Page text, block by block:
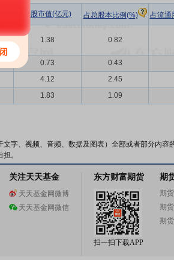
持股市值(亿元) 占总股本比例(%) 占流通
1.38 0.82
0.73 0.43
4.12 2.45
1.83 1.09
字、视频、音频、数据及图表）全部或者部分内容
。
关注天天基金
天天基金网微博
天天基金网微信
东方财富期货
扫一扫下载APP
期
期
期
期